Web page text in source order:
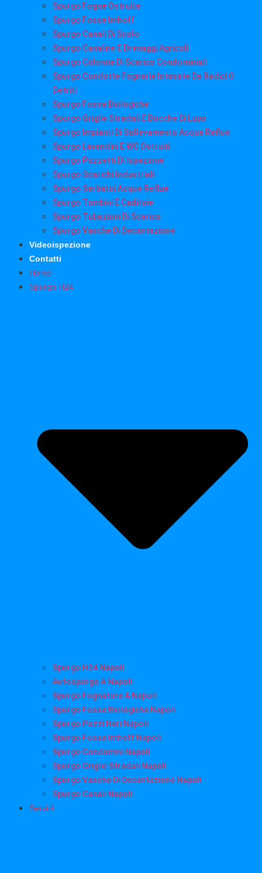
Spurgo Fogne Ostruite
Spurgo Fosse Imhoff
Spurgo Canali Di Scolo
Spurgo Canaline E Drenaggi Agricoli
Spurgo Colonne Di Scarico Condominiali
Spurgo Condotte Fognarie Intasate Da Radici O
Detriti
Spurgo Fosse Biologiche
Spurgo Griglie Stradali E Bocche Di Lupo
Spurgo Impianti Di Sollevamento Acque Reflue
Spurgo Lavandini E WC Ostruiti
Spurgo Pozzetti Di Ispezione
Spurgo Scarichi Industriali
Spurgo Serbatoi Acque Reflue
Spurgo Tombini E Caditoie
Spurgo Tubazioni Di Scarico
Spurgo Vasche Di Decantazione
Videoispezione
Contatti
Home
Spurgo H24
Spurgo H24 Napoli
Autospurgo A Napoli
Spurgo Fognature A Napoli
Spurgo Fosse Biologiche Napoli
Spurgo Pozzi Neri Napoli
Spurgo Fosse Imhoff Napoli
Spurgo Condomini Napoli
Spurgo Griglie Stradali Napoli
Spurgo Vasche Di Decantazione Napoli
Spurgo Canali Napoli
Servizi